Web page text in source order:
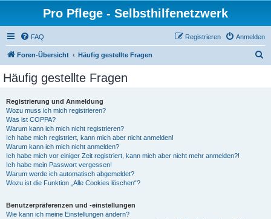
Pro Pflege - Selbsthilfenetzwerk
FAQ Anmelden
Registrieren
Foren-Übersicht Häufig gestellte Fragen
Häufig gestellte Fragen
Registrierung und Anmeldung
Wozu muss ich mich registrieren?
Was ist COPPA?
Warum kann ich mich nicht registrieren?
Ich habe mich registriert, kann mich aber nicht anmelden!
Warum kann ich mich nicht anmelden?
Ich habe mich vor einiger Zeit registriert, kann mich aber nicht mehr anmelden?!
Ich habe mein Passwort vergessen!
Warum werde ich automatisch abgemeldet?
Wozu ist die Funktion „Alle Cookies löschen“?
Benutzerpräferenzen und -einstellungen
Wie kann ich meine Einstellungen ändern?